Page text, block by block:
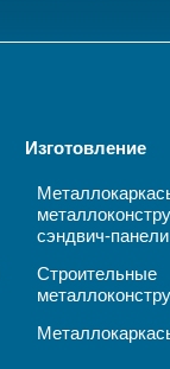
Изготовление
сэндвич-панели
Строительные